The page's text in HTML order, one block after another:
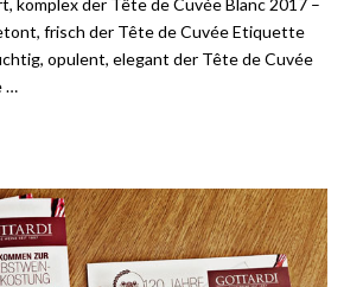
komplex der Tête de Cuvée Blanc 2017 –
frisch der Tête de Cuvée Etiquette
opulent, elegant der Tête de Cuvée
…